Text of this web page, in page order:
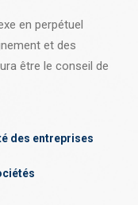
en perpétuel
et des
être le conseil de
des entreprises